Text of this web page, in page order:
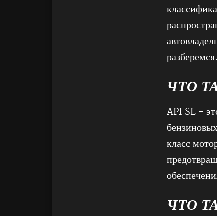
разберемся.
ЧТО
API SL -
класс
ЧТО